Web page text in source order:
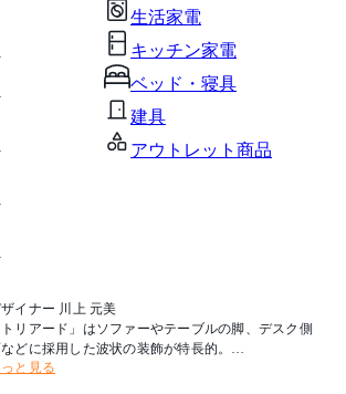
生活家電
キッチン家電
ベッド・寝具
建具
アウトレット商品
イナー 川上 元美
トリアード」はソファーやテーブルの脚、デスク側
どに採用した波状の装飾が特長的。
リーズ共通のこの意匠と、重厚感を印象づける深み
っと見る